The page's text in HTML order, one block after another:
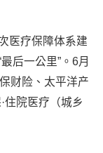
医疗保障体系建
后一公里”。6月
财险、太平洋产
住院医疗（城乡